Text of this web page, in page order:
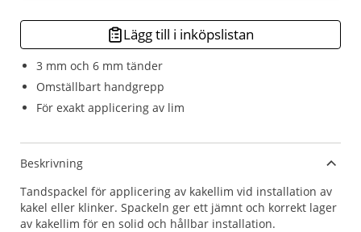
3 mm och 6 mm tänder
Omställbart handgrepp
För exakt applicering av lim
Lägg till i inköpslistan
Beskrivning
Tandspackel för applicering av kakellim vid installation av
kakel eller klinker. Spackeln ger ett jämnt och korrekt lager
av kakellim för en solid och hållbar installation.